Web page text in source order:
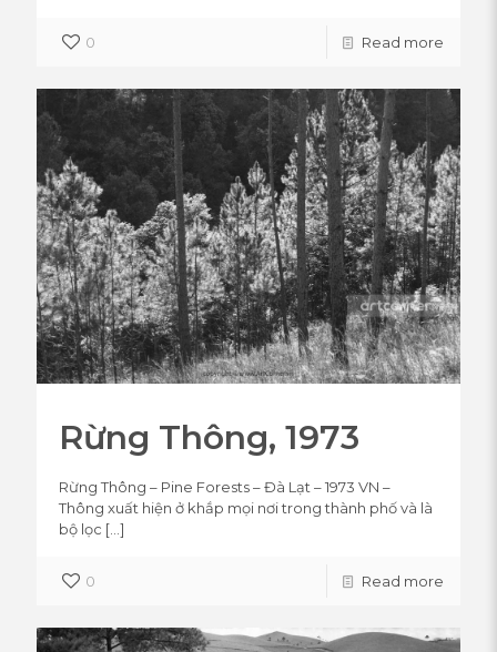
0 Read more
Rừng Thông, 1973
Rừng Thông – Pine Forests – Đà Lạt – 1973 VN –
Thông xuất hiện ở khắp mọi nơi trong thành phố và là
bộ lọc […]
0 Read more